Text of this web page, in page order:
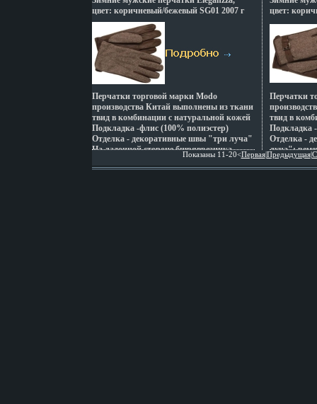
ладонной стороне Длина манжеты от
нижней точки большого пальца до края
перчаток - 6 см Артикул: HS1252
Торговая марка: Eleganzza Цвет:
коричневый Размер: 8;85;9;95 Страна:
Италия.
цвет: коричневый/бежевый SG01 2007 г
инфо 13059v.
Перчатки торговой марки Modo
производства Китай выполнены из ткани
твид в комбинации с натуральной кожей
Подкладка -флис (100% полиэстер)
Отделка - декоративные швы "три луча"
На ладонной стороне бщряврезинка
Боковой разрез Длина манжеты от
нижней точки большого пальца до края
"тбщряари
манжеты
пальца до
пальцев -
Торговая
Румыния.
цвет:
Перчатки
твид в
Подкладка
Отделка -
луча";
блестящее
резинка
Показаны 11-20<Первая|Предыдущая|